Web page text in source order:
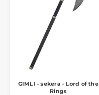
GIMLI - sekera - Lord of the
Rings